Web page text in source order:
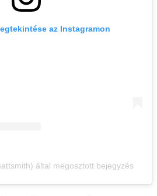
az Instagramon
által megosztott bejegyzés